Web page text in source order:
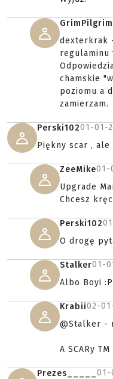
GrimPilgrim
dexterkrak
regulaminu
chamskie
poziomu a
zamierzam.
Perski10201-01-
Piękny scar , ale
ZeeMike01-
Upgrade
Chcesz
Perski102
O drogę
Stalker01-
Albo Boyi :P
Krabii02-
@Stalker -
A SCARy
Prezes_____ 01-